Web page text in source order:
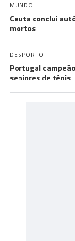
MUNDO
Ceuta conclui
mortos
DESPORTO
Portugal
seniores de ténis